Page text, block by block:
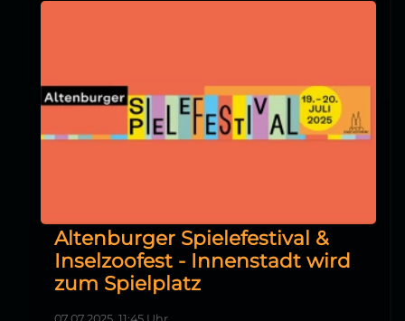
Altenburger Spielefestival &
Inselzoofest - Innenstadt wird
zum Spielplatz